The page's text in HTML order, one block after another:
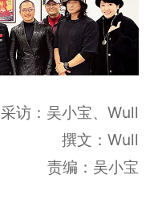
采访：吴小宝、Wull
撰文：Wull
责编：吴小宝